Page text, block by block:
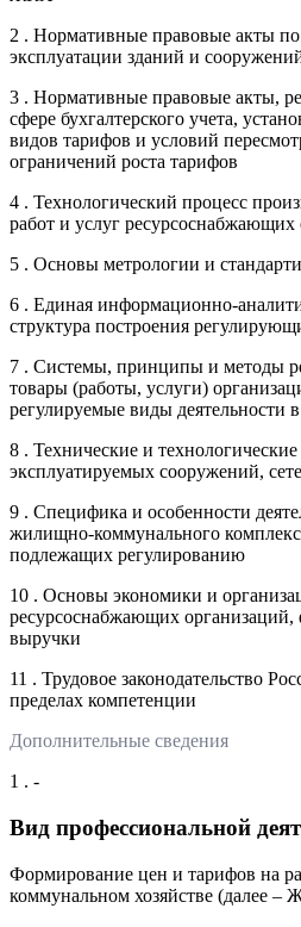
2 . Нормативные правовые акты по
эксплуатации зданий и
3 . Нормативные правовые акты,
сфере бухгалтерского учета,
видов тарифов и условий
ограничений роста тарифов
4 . Технологический процесс
работ и услуг ресурсоснабжающих
5 . Основы метрологии и
6 . Единая информационно-
структура построения
7 . Системы, принципы и методы
товары (работы, услуги)
регулируемые виды
8 . Технические и
эксплуатируемых сооружений,
9 . Специфика и особенности
жилищно-коммунального
подлежащих регулированию
10 . Основы экономики и
ресурсоснабжающих
выручки
11 . Трудовое законодательство
пределах компетенции
Дополнительные сведения
1 . -
Вид профессиональной
Формирование цен и тарифов на
коммунальном хозяйстве (далее –